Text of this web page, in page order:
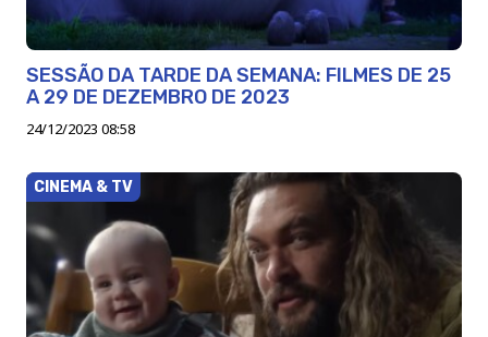
SESSÃO DA TARDE DA SEMANA: FILMES DE 25
A 29 DE DEZEMBRO DE 2023
24/12/2023 08:58
CINEMA & TV